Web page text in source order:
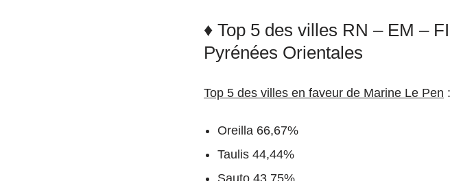
♦ Top 5 des villes RN – EM –
Pyrénées Orientales
Top 5 des villes en faveur de Marine Le Pen :
Oreilla 66,67%
Taulis 44,44%
Sauto 43,75%